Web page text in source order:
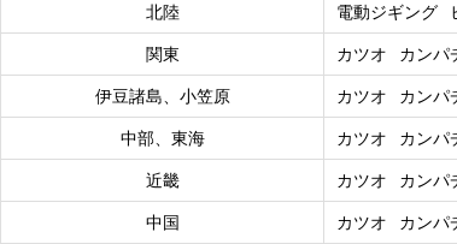
北陸 電動ジギング
関東 カツオ カンパ
伊豆諸島、小笠原 カツオ カンパ
中部、東海 カツオ カンパ
近畿 カツオ カンパ
中国 カツオ カンパ